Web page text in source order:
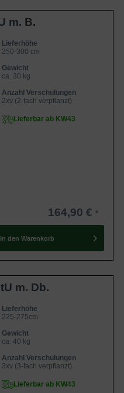
m. B.
Lieferhöhe
250-300 cm
Gewicht
ca. 30 kg
Anzahl Verschulungen
2xv (2-fach verpflanzt)
Lieferbar ab KW43
164,90 €
In den Warenkorb
m. Db.
Lieferhöhe
225-275cm
Gewicht
ca. 40 kg
Anzahl Verschulungen
3xv (3-fach verpflanzt)
Lieferbar ab KW43